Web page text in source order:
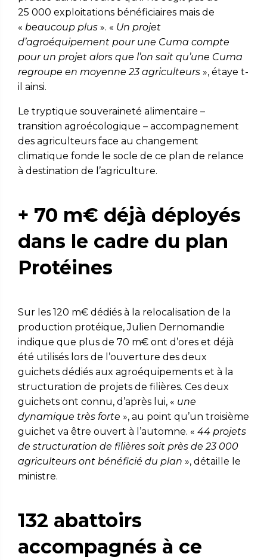
25 000 exploitations bénéficiaires mais de
« beaucoup plus ». « Un projet
d’agroéquipement pour une Cuma compte
pour un projet alors que l’on sait qu’une Cuma
regroupe en moyenne 23 agriculteurs », étaye t-
il ainsi.
Le tryptique souveraineté alimentaire –
transition agroécologique – accompagnement
des agriculteurs face au changement
climatique fonde le socle de ce plan de relance
à destination de l’agriculture.
+ 70 m€ déjà déployés
dans le cadre du plan
Protéines
Sur les 120 m€ dédiés à la relocalisation de la
production protéique, Julien Dernomandie
indique que plus de 70 m€ ont d’ores et déjà
été utilisés lors de l’ouverture des deux
guichets dédiés aux agroéquipements et à la
structuration de projets de filières. Ces deux
guichets ont connu, d’après lui, « une
dynamique très forte », au point qu’un troisième
guichet va être ouvert à l’automne. « 44 projets
de structuration de filières soit près de 23 000
agriculteurs ont bénéficié du plan », détaille le
ministre.
132 abattoirs
accompagnés à ce